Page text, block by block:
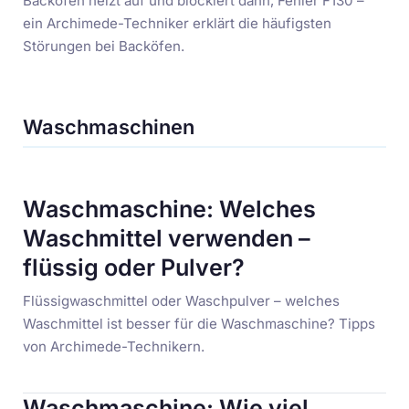
ein Archimede-Techniker erklärt die häufigsten
Störungen bei Backöfen.
Waschmaschinen
Waschmaschine: Welches
Waschmittel verwenden –
flüssig oder Pulver?
Flüssigwaschmittel oder Waschpulver – welches
Waschmittel ist besser für die Waschmaschine? Tipps
von Archimede-Technikern.